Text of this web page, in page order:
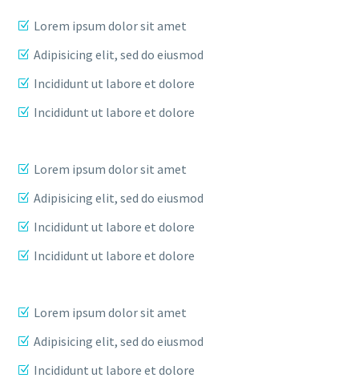
Lorem ipsum dolor sit amet
Adipisicing elit, sed do eiusmod
Incididunt ut labore et dolore
Incididunt ut labore et dolore
Lorem ipsum dolor sit amet
Adipisicing elit, sed do eiusmod
Incididunt ut labore et dolore
Incididunt ut labore et dolore
Lorem ipsum dolor sit amet
Adipisicing elit, sed do eiusmod
Incididunt ut labore et dolore